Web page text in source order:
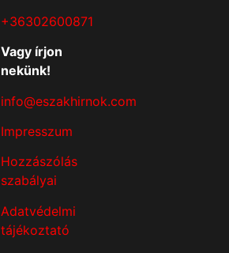
+36302600871
Vagy írjon
nekünk!
info@eszakhirnok.com
Impresszum
Hozzászólás
szabályai
Adatvédelmi
tájékoztató